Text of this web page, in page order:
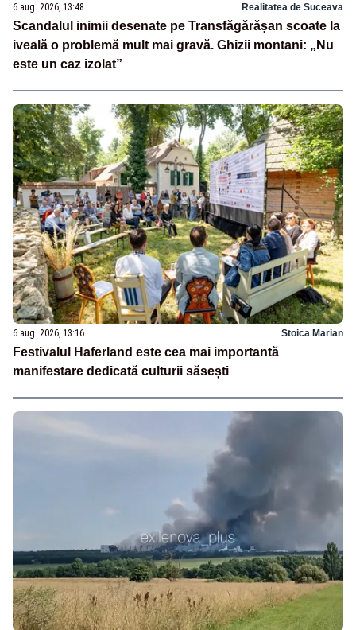
6 aug. 2026, 13:48 Realitatea de Suceava
Scandalul inimii desenate pe Transfăgărășan scoate la
iveală o problemă mult mai gravă. Ghizii montani: „Nu
este un caz izolat”
6 aug. 2026, 13:16 Stoica Marian
Festivalul Haferland este cea mai importantă
manifestare dedicată culturii săsești